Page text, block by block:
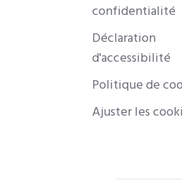
confidentialité
Déclaration
d'accessibilité
Politique de
Ajuster les